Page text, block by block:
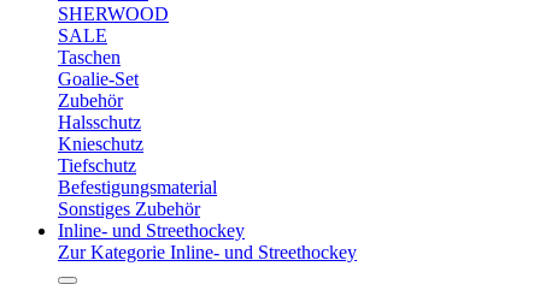
SHERWOOD
SALE
Taschen
Goalie-Set
Zubehör
Halsschutz
Knieschutz
Tiefschutz
Befestigungsmaterial
Sonstiges Zubehör
Inline- und Streethockey
Zur Kategorie Inline- und Streethockey